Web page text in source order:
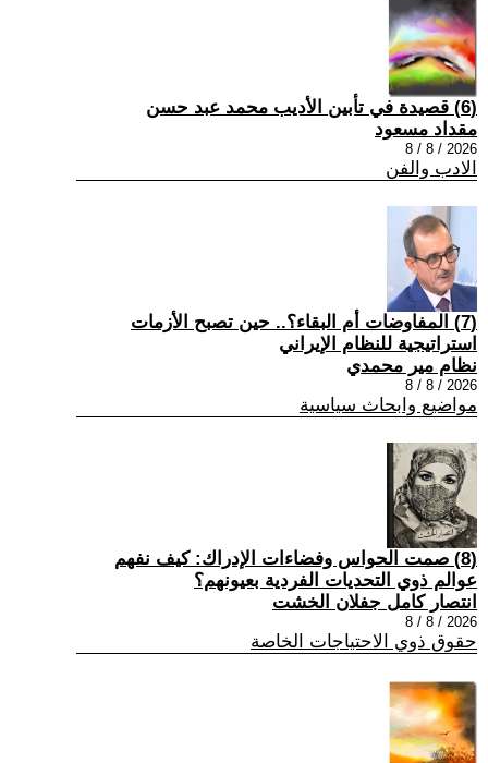
(6) قصيدة في تأبين الأديب محمد عبد حسن
مقداد مسعود
2026 / 8 / 8
الادب والفن
(7) المفاوضات أم البقاء؟.. حين تصبح الأزمات
استراتيجية للنظام الإيراني
نظام مير محمدي
2026 / 8 / 8
مواضيع وابحاث سياسية
(8) صمت الحواس وفضاءات الإدراك: كيف نفهم
عوالم ذوي التحديات الفردية بعيونهم؟
انتصار كامل جفلان الخشت
2026 / 8 / 8
حقوق ذوي الاحتياجات الخاصة